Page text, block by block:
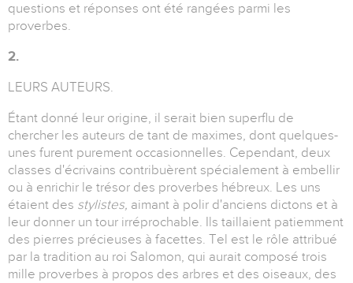
questions et réponses ont été rangées parmi les
proverbes.
2.
LEURS AUTEURS.
Étant donné leur origine, il serait bien superflu de
chercher les auteurs de tant de maximes, dont quelques-
unes furent purement occasionnelles. Cependant, deux
classes d'écrivains contribuèrent spécialement à embellir
ou à enrichir le trésor des proverbes hébreux. Les uns
étaient des stylistes, aimant à polir d'anciens dictons et à
leur donner un tour irréprochable. Ils taillaient patiemment
des pierres précieuses à facettes. Tel est le rôle attribué
par la tradition au roi Salomon, qui aurait composé trois
mille proverbes à propos des arbres et des oiseaux, des